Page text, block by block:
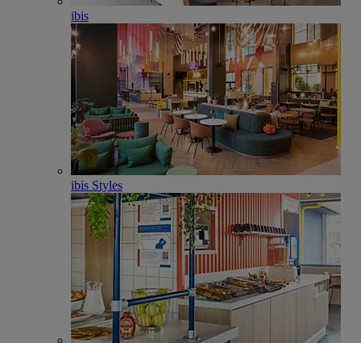
ibis
ibis Styles